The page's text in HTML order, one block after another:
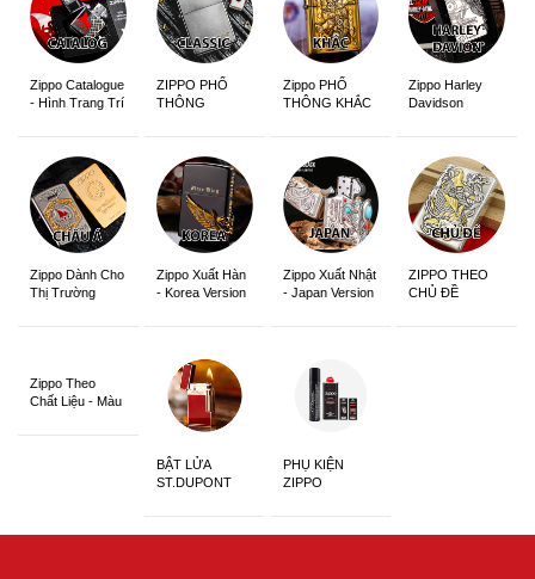
Zippo Catalogue
- Hình Trang Trí
ZIPPO PHỔ
THÔNG
Zippo PHỔ
THÔNG KHẮC
Zippo Harley
Davidson
Zippo Dành Cho
Thị Trường
Zippo Xuất Hàn
- Korea Version
Zippo Xuất Nhật
- Japan Version
ZIPPO THEO
CHỦ ĐỀ
Zippo Theo
Chất Liệu - Màu
BẬT LỬA
ST.DUPONT
PHỤ KIỆN
ZIPPO